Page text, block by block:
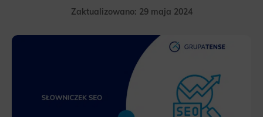
Zaktualizowano: 29 maja 2024